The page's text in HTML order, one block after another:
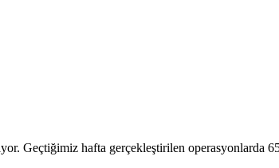
Geçtiğimiz hafta gerçekleştirilen operasyonlarda